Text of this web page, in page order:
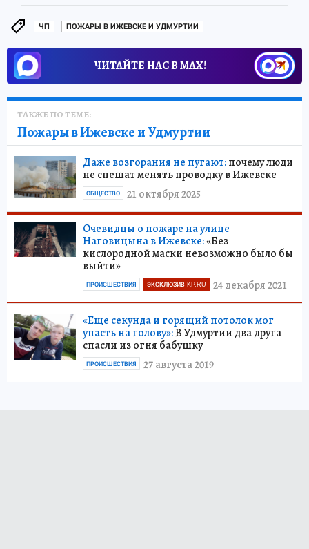
ЧП ПОЖАРЫ В ИЖЕВСКЕ И УДМУРТИИ
ЧИТАЙТЕ НАС В МАХ!
ТАКЖЕ ПО ТЕМЕ:
Пожары в Ижевске и Удмуртии
Даже возгорания не пугают:почему люди
не спешат менять проводку в Ижевске
21 октября 2025
ОБЩЕСТВО
Очевидцы о пожаре на улице
Наговицына в Ижевске:«Без
кислородной маски невозможно было бы
выйти»
24 декабря 2021
ПРОИСШЕСТВИЯ ЭКСКЛЮЗИВ KP.RU
«Еще секунда и горящий потолок мог
упасть на голову»:В Удмуртии два друга
спасли из огня бабушку
27 августа 2019
ПРОИСШЕСТВИЯ